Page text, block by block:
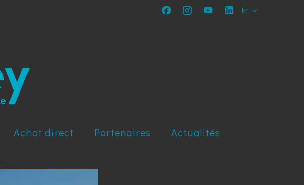
Fr
Achat direct Partenaires
Actualités